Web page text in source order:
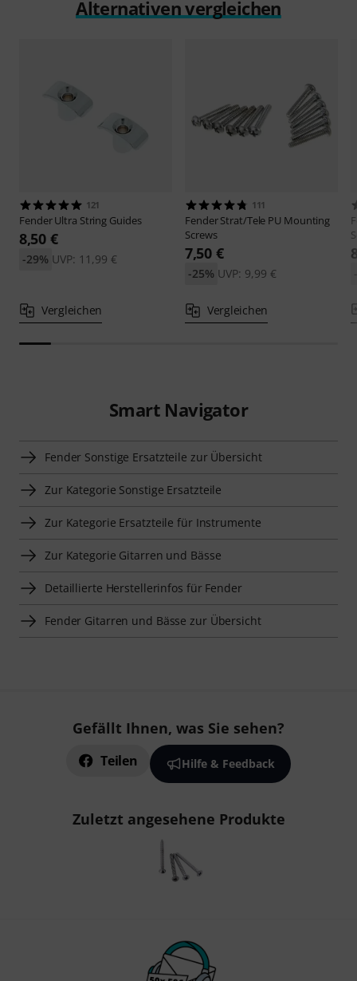
Alternativen vergleichen
121
FenderUltra String Guides
8,50 €
UVP: 11,99 €
-29%
Vergleichen
111
FenderStrat/Tele PU Mounting
Screws
7,50 €
UVP: 9,99 €
-25%
Vergleichen
Smart Navigator
Fender Sonstige Ersatzteile zur Übersicht
Zur Kategorie Sonstige Ersatzteile
Zur Kategorie Ersatzteile für Instrumente
Zur Kategorie Gitarren und Bässe
Detaillierte Herstellerinfos für Fender
Fender Gitarren und Bässe zur Übersicht
Gefällt Ihnen, was Sie sehen?
Teilen Hilfe & Feedback
Zuletzt angesehene Produkte